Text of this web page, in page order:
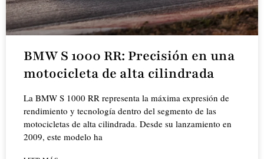
BMW S 1000 RR: Precisión en una
motocicleta de alta cilindrada
La BMW S 1000 RR representa la máxima expresión de
rendimiento y tecnología dentro del segmento de las
motocicletas de alta cilindrada. Desde su lanzamiento en
2009, este modelo ha